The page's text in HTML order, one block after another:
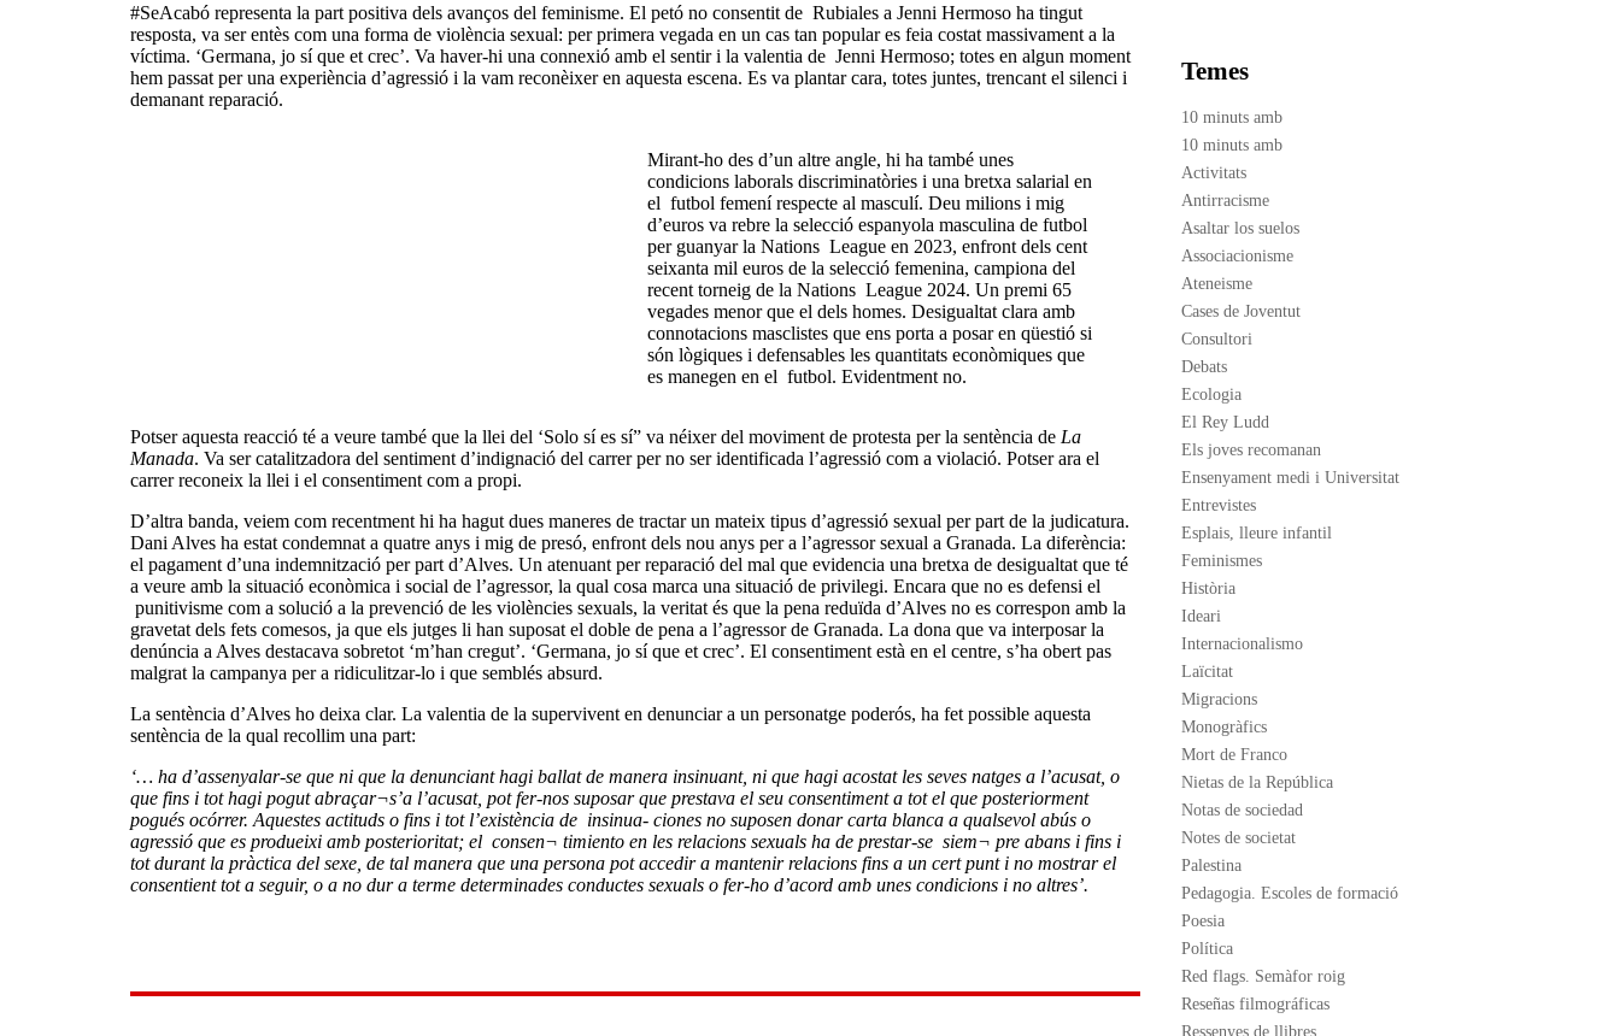
#SeAcabó representa la part positiva dels avanços del feminisme. El petó no consentit de Rubiales a Jenni Hermoso ha tingut
resposta, va ser entès com una forma de violència sexual: per primera vegada en un cas tan popular es feia costat massivament a la
víctima. ‘Germana, jo sí que et crec’. Va haver-hi una connexió amb el sentir i la valentia de Jenni Hermoso; totes en algun moment
hem passat per una experiència d’agressió i la vam reconèixer en aquesta escena. Es va plantar cara, totes juntes, trencant el silenci i
demanant reparació.
Mirant-ho des d’un altre angle, hi ha també unes
condicions laborals discriminatòries i una bretxa salarial en
el futbol femení respecte al masculí. Deu milions i mig
d’euros va rebre la selecció espanyola masculina de futbol
per guanyar la Nations League en 2023, enfront dels cent
seixanta mil euros de la selecció femenina, campiona del
recent torneig de la Nations League 2024. Un premi 65
vegades menor que el dels homes. Desigualtat clara amb
connotacions masclistes que ens porta a posar en qüestió si
són lògiques i defensables les quantitats econòmiques que
es manegen en el futbol. Evidentment no.
Potser aquesta reacció té a veure també que la llei del ‘Solo sí es sí” va néixer del moviment de protesta per la sentència de La
Manada. Va ser catalitzadora del sentiment d’indignació del carrer per no ser identificada l’agressió com a violació. Potser ara el
carrer reconeix la llei i el consentiment com a propi.
D’altra banda, veiem com recentment hi ha hagut dues maneres de tractar un mateix tipus d’agressió sexual per part de la judicatura.
Dani Alves ha estat condemnat a quatre anys i mig de presó, enfront dels nou anys per a l’agressor sexual a Granada. La diferència:
el pagament d’una indemnització per part d’Alves. Un atenuant per reparació del mal que evidencia una bretxa de desigualtat que té
a veure amb la situació econòmica i social de l’agressor, la qual cosa marca una situació de privilegi. Encara que no es defensi el
punitivisme com a solució a la prevenció de les violències sexuals, la veritat és que la pena reduïda d’Alves no es correspon amb la
gravetat dels fets comesos, ja que els jutges li han suposat el doble de pena a l’agressor de Granada. La dona que va interposar la
denúncia a Alves destacava sobretot ‘m’han cregut’. ‘Germana, jo sí que et crec’. El consentiment està en el centre, s’ha obert pas
malgrat la campanya per a ridiculitzar-lo i que semblés absurd.
La sentència d’Alves ho deixa clar. La valentia de la supervivent en denunciar a un personatge poderós, ha fet possible aquesta
sentència de la qual recollim una part:
‘… ha d’assenyalar-se que ni que la denunciant hagi ballat de manera insinuant, ni que hagi acostat les seves natges a l’acusat, o
que fins i tot hagi pogut abraçar¬s’a l’acusat, pot fer-nos suposar que prestava el seu consentiment a tot el que posteriorment
pogués ocórrer. Aquestes actituds o fins i tot l’existència de insinua- ciones no suposen donar carta blanca a qualsevol abús o
agressió que es produeixi amb posterioritat; el consen¬ timiento en les relacions sexuals ha de prestar-se siem¬ pre abans i fins i
tot durant la pràctica del sexe, de tal manera que una persona pot accedir a mantenir relacions fins a un cert punt i no mostrar el
consentient tot a seguir, o a no dur a terme determinades conductes sexuals o fer-ho d’acord amb unes condicions i no altres’.
Temes
10 minuts amb
10 minuts amb
Activitats
Antirracisme
Asaltar los suelos
Associacionisme
Ateneisme
Cases de Joventut
Consultori
Debats
Ecologia
El Rey Ludd
Els joves recomanan
Ensenyament medi i Universitat
Entrevistes
Esplais, lleure infantil
Feminismes
Història
Ideari
Internacionalismo
Laïcitat
Migracions
Monogràfics
Mort de Franco
Nietas de la República
Notas de sociedad
Notes de societat
Palestina
Pedagogia. Escoles de formació
Poesia
Política
Red flags. Semàfor roig
Reseñas filmográficas
Ressenyes de llibres